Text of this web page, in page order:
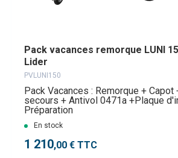
Pack vacances remorque LUNI
Lider
PVLUNI150
Pack Vacances : Remorque + Capot
secours + Antivol 0471a +Plaque
Préparation
En stock
1 210,00 € TTC